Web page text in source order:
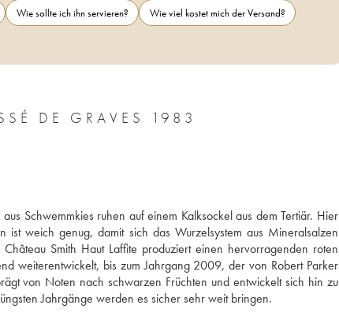
Wie sollte ich ihn servieren?
Wie viel kostet mich der Versand?
DE GRAVES 1983
Schwemmkies ruhen auf einem Kalksockel aus dem Tertiär. Hier
ist weich genug, damit sich das Wurzelsystem aus Mineralsalzen
Smith Haut Laffite produziert einen hervorragenden roten
weiterentwickelt, bis zum Jahrgang 2009, der von Robert Parker
von Noten nach schwarzen Früchten und entwickelt sich hin zu
Jahrgänge werden es sicher sehr weit bringen.